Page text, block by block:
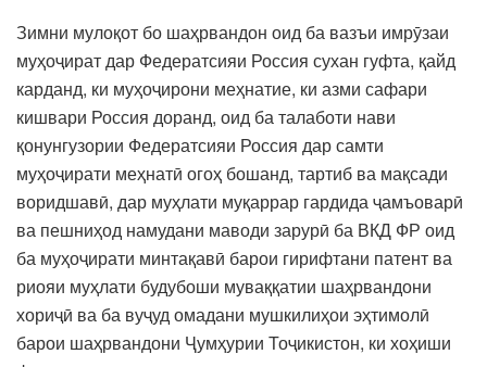
Зимни мулоқот бо шаҳрвандон оид ба вазъи имрӯзаи
муҳоҷират дар Федератсияи Россия сухан гуфта, қайд
карданд, ки муҳоҷирони меҳнатие, ки азми сафари
кишвари Россия доранд, оид ба талаботи нави
қонунгузории Федератсияи Россия дар самти
муҳоҷирати меҳнатӣ огоҳ бошанд, тартиб ва мақсади
воридшавӣ, дар муҳлати муқаррар гардида ҷамъоварӣ
ва пешниҳод намудани маводи зарурӣ ба ВКД ФР оид
ба муҳоҷирати минтақавӣ барои гирифтани патент ва
риояи муҳлати будубоши муваққатии шаҳрвандони
хориҷӣ ва ба вуҷуд омадани мушкилиҳои эҳтимолӣ
барои шаҳрвандони Ҷумҳурии Тоҷикистон, ки хоҳиши